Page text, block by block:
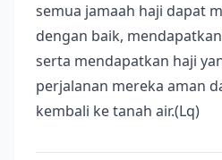
semua jamaah haji dapat
dengan baik,
serta mendapatkan haji
perjalanan mereka aman
kembali ke tanah air.(Lq)